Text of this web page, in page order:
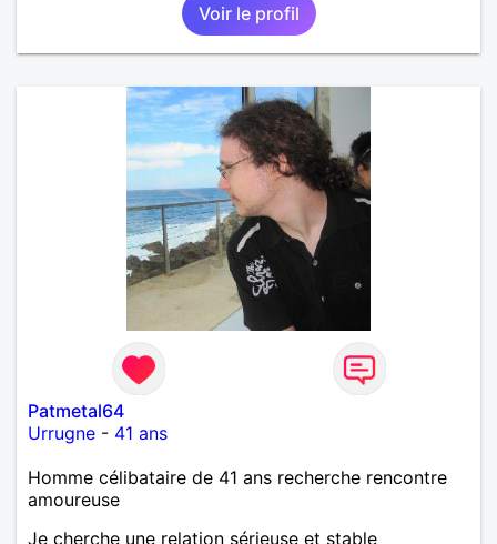
Voir le profil
Patmetal64
Urrugne - 41 ans
Homme célibataire de 41 ans recherche rencontre
amoureuse
Je cherche une relation sérieuse et stable